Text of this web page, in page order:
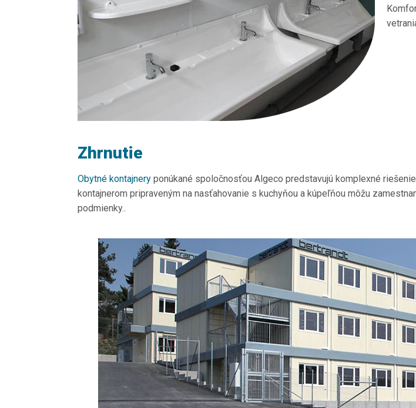
Zhrnutie
Obytné kontajnery ponúkané spoločnosťou Algeco predstavujú komplexné
kontajnerom pripraveným na nasťahovanie s kuchyňou a kúpeľňou môžu
podmienky..